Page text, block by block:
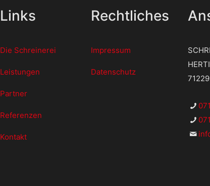
Links
Die Schreinerei
Leistungen
Partner
Referenzen
Kontakt
Rechtliches
Impressum
Datenschutz